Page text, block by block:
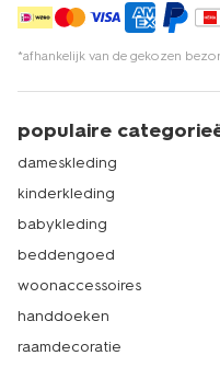
*afhankelijk van de gekozen
populaire
dameskleding
kinderkleding
babykleding
beddengoed
woonaccessoires
handdoeken
raamdecoratie